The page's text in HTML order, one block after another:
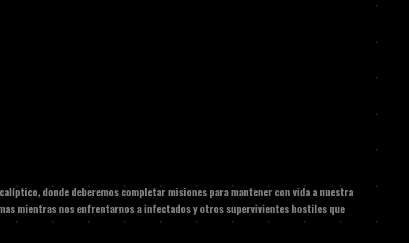
donde deberemos completar misiones para mantener con vida a nuestra
mientras nos enfrentarnos a infectados y otros supervivientes hostiles que